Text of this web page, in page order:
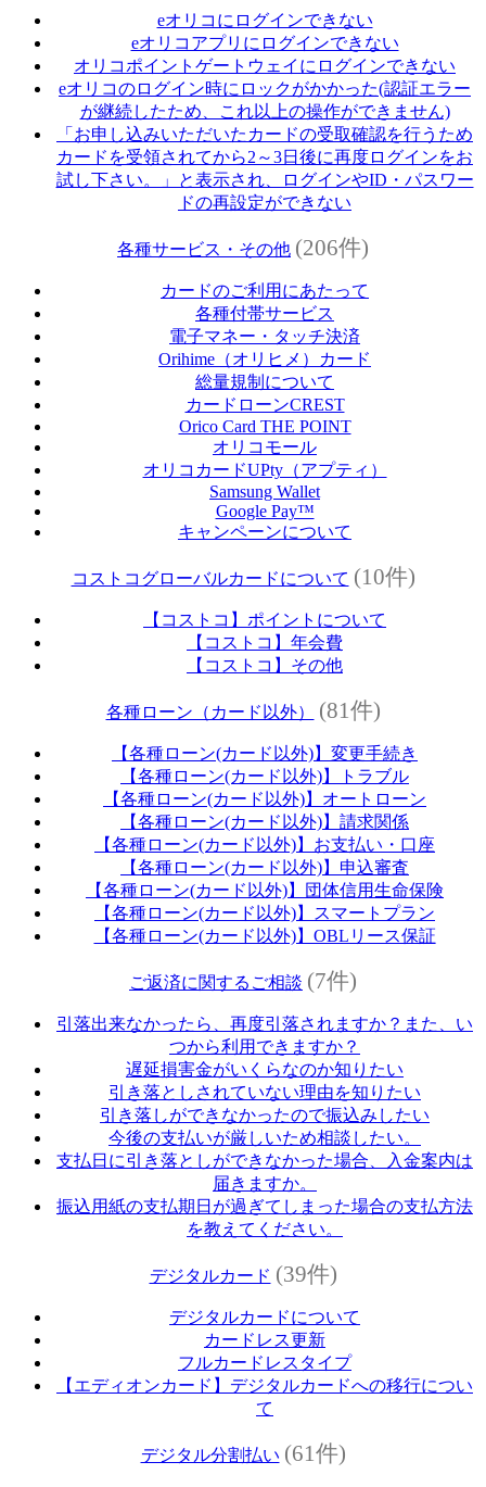
eオリコにログインできない
eオリコアプリにログインできない
オリコポイントゲートウェイにログインできない
eオリコのログイン時にロックがかかった(認証エラー
が継続したため、これ以上の操作ができません)
「お申し込みいただいたカードの受取確認を行うため
カードを受領されてから2～3日後に再度ログインをお
試し下さい。」と表示され、ログインやID・パスワー
ドの再設定ができない
各種サービス・その他 (206件)
カードのご利用にあたって
各種付帯サービス
電子マネー・タッチ決済
Orihime（オリヒメ）カード
総量規制について
カードローンCREST
Orico Card THE POINT
オリコモール
オリコカードUPty（アプティ）
Samsung Wallet
Google Pay™
キャンペーンについて
コストコグローバルカードについて (10件)
【コストコ】ポイントについて
【コストコ】年会費
【コストコ】その他
各種ローン（カード以外） (81件)
【各種ローン(カード以外)】変更手続き
【各種ローン(カード以外)】トラブル
【各種ローン(カード以外)】オートローン
【各種ローン(カード以外)】請求関係
【各種ローン(カード以外)】お支払い・口座
【各種ローン(カード以外)】申込審査
【各種ローン(カード以外)】団体信用生命保険
【各種ローン(カード以外)】スマートプラン
【各種ローン(カード以外)】OBLリース保証
ご返済に関するご相談 (7件)
引落出来なかったら、再度引落されますか？また、い
つから利用できますか？
遅延損害金がいくらなのか知りたい
引き落としされていない理由を知りたい
引き落しができなかったので振込みしたい
今後の支払いが厳しいため相談したい。
支払日に引き落としができなかった場合、入金案内は
届きますか。
振込用紙の支払期日が過ぎてしまった場合の支払方法
を教えてください。
デジタルカード (39件)
デジタルカードについて
カードレス更新
フルカードレスタイプ
【エディオンカード】デジタルカードへの移行につい
て
デジタル分割払い (61件)